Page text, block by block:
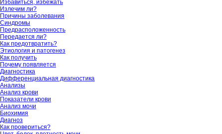
Избавиться, избежать
Излечим ли?
Причины заболевания
Синдромы
Предрасположенность
Передается ли?
Как предотвратить?
Этиология и патогенез
Как получить
Почему появляется
Диагностика
Дифференциальная диагностика
Анализы
Анализ крови
Показатели крови
Анализ мочи
Биохимия
Диагноз
Как провериться?